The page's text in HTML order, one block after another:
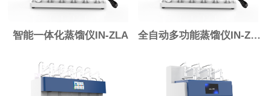
智能一体化蒸馏仪IN-ZLA 全自动多功能蒸馏仪IN-ZLB